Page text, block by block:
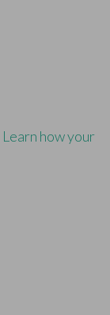
Learn how your